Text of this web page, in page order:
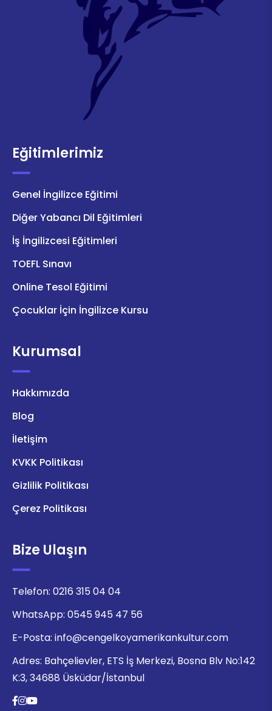
Eğitimlerimiz
Genel İngilizce Eğitimi
Diğer Yabancı Dil Eğitimleri
İş İngilizcesi Eğitimleri
TOEFL Sınavı
Online Tesol Eğitimi
Çocuklar İçin İngilizce Kursu
Kurumsal
Hakkımızda
Blog
İletişim
KVKK Politikası
Gizlilik Politikası
Çerez Politikası
Bize Ulaşın
Telefon: 0216 315 04 04
WhatsApp: 0545 945 47 56
E-Posta: info@cengelkoyamerikankultur.com
Adres: Bahçelievler, ETS İş Merkezi, Bosna Blv No:142
K:3, 34688 Üsküdar/İstanbul